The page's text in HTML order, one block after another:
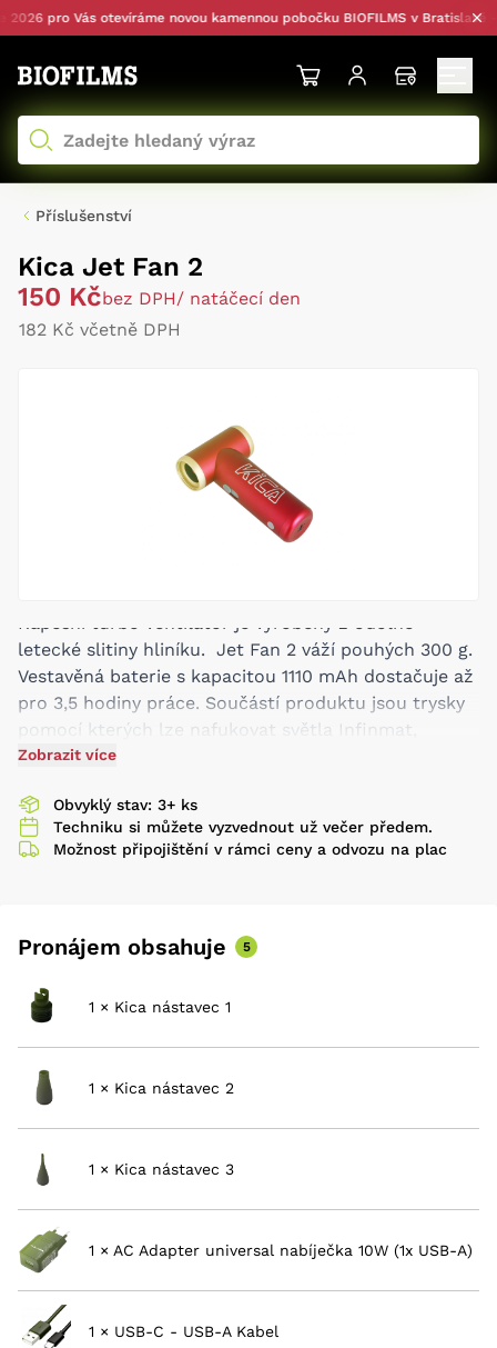
pro Vás otevíráme novou kamennou pobočku BIOFILMS v Bratislavě
Příslušenství
Kica Jet Fan 2
150 Kčbez DPH/ natáčecí den
182 Kč včetně DPH
Kapesní turbo ventilátor je vyrobený z odolné
letecké slitiny hliníku. Jet Fan 2 váží pouhých 300 g.
Vestavěná baterie s kapacitou 1110 mAh dostačuje až
pro 3,5 hodiny práce. Součástí produktu jsou trysky
pomocí kterých lze nafukovat světla Infinmat,
Airtube nebo AirGlow.
Zobrazit více
Obvyklý stav: 3+ ks
Techniku si můžete vyzvednout už večer předem.
Možnost připojištění v rámci ceny a odvozu na plac
Pronájem obsahuje 5
1 × Kica nástavec 1
1 × Kica nástavec 2
1 × Kica nástavec 3
1 × AC Adapter universal nabíječka 10W (1x USB-A)
1 × USB-C - USB-A Kabel